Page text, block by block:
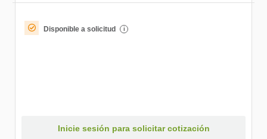
Disponible a solicitud i
Inicie sesión para solicitar cotización